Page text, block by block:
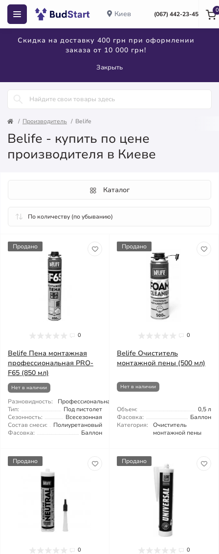
Киев (067) 442-23-45
Скидка на доставку 400 грн при оформлении
заказа от 10 000 грн!
Закрыть
0
Производитель Belife
Belife - купить по цене
производителя в Киеве
Каталог
Продано
0
Belife Пена монтажная
профессиональная PRO-
F65 (850 мл)
Нет в наличии
Разновидность:
Профессиональная
Тип:
Под пистолет
Сезонность:
Всесезонная
Состав смеси:
Полиуретановый
Фасовка:
Баллон
Продано
0
Belife Очиститель
монтажной пены (500 мл)
Нет в наличии
Объем:
0,5 л
Фасовка:
Баллон
Категория:
Очиститель
монтажной пены
Продано
0
Продано
0